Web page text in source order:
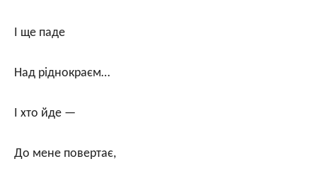
І ще паде
Над ріднокраєм…
І хто йде —
До мене повертає,